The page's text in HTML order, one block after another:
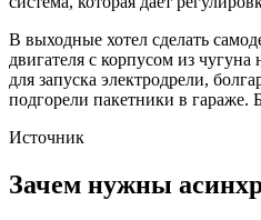
В выходные хотел сделать
двигателя с корпусом из
для запуска электродрели,
подгорели пакетники в гараже.
Источник
Зачем нужны